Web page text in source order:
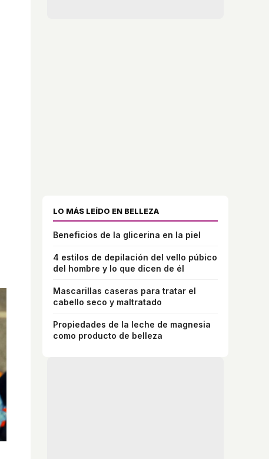
LO MÁS LEÍDO EN BELLEZA
Beneficios de la glicerina en la piel
4 estilos de depilación del vello púbico
del hombre y lo que dicen de él
Mascarillas caseras para tratar el
cabello seco y maltratado
Propiedades de la leche de magnesia
como producto de belleza